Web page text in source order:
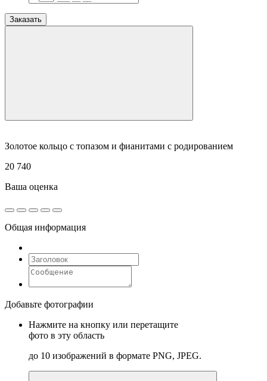
Заказать
Золотое кольцо с топазом и фианитами с родированием
20 740
Ваша оценка
Общая информация
Добавьте фотографии
Нажмите на кнопку или перетащите
фото в эту область
до 10 изображений в формате PNG, JPEG.